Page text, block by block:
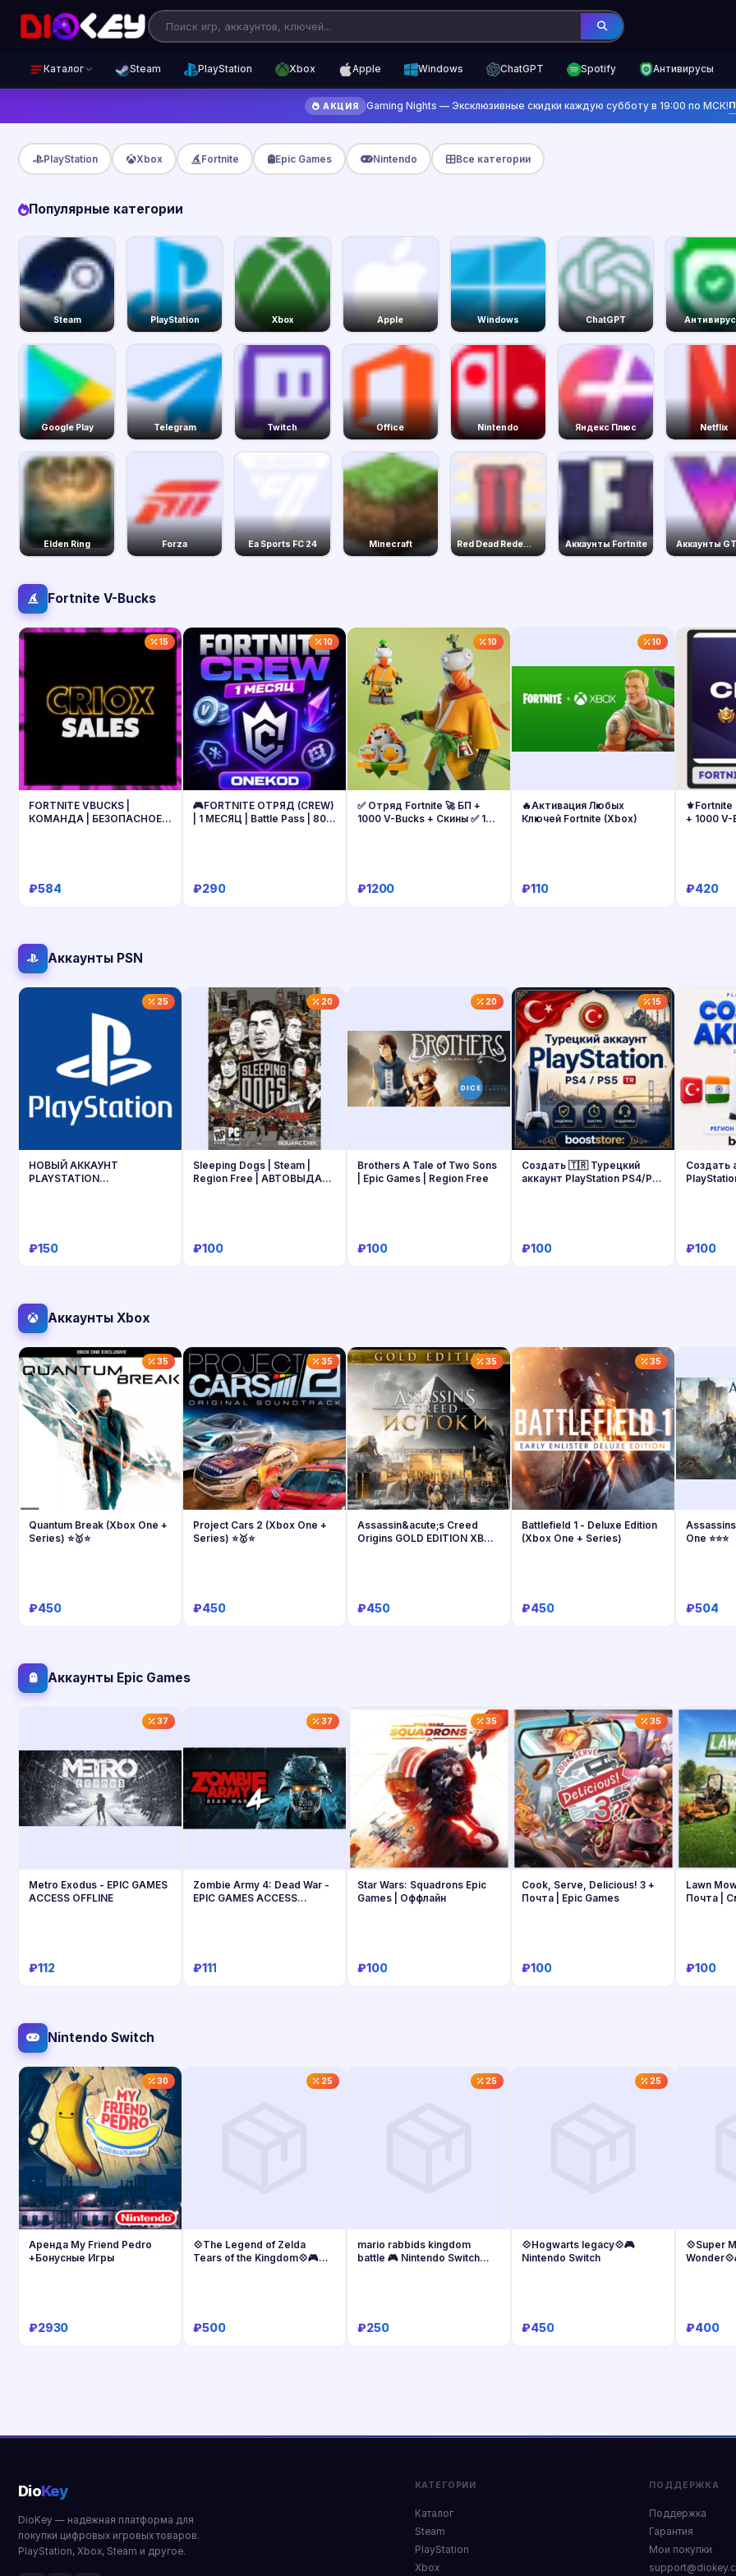
Каталог Steam PlayStation Xbox Apple Windows ChatGPT Spotify Антивирусы
АКЦИЯ Gaming Nights — Эксклюзивные скидки каждую субботу в 19:00 по МСК!
PlayStation Xbox Fortnite Epic Games Nintendo Все категории
Популярные категории
Steam PlayStation Xbox Apple Windows ChatGPT
Google Play Telegram Twitch Office Nintendo Яндекс Плюс Netflix
Elden Ring Forza Ea Sports FC 24 Minecraft Red Dead Redemption 2 Аккаунты Fortnite Аккаунты
Fortnite V-Bucks
15
FORTNITE VBUCKS |
КОМАНДА | БЕЗОПАСНОЕ
₽584
10
🎮FORTNITE ОТРЯД (CREW)
| 1 МЕСЯЦ | Battle Pass | 800
₽290
10
✅ Отряд Fortnite 🚀 БП +
1000 V-Bucks + Скины ✅ 1
₽1200
10
🔥Активация Любых
Ключей Fortnite (Xbox)
₽110
⚜️Fortnite
+ 1000 V-
₽420
Аккаунты PSN
25
НОВЫЙ АККАУНТ
PLAYSTATION
₽150
20
Sleeping Dogs | Steam |
Region Free | АВТОВЫДАЧА
₽100
20
Brothers A Tale of Two Sons
| Epic Games | Region Free
₽100
15
Создать 🇹🇷 Турецкий
аккаунт PlayStation PS4/PS5
₽100
Создать
₽100
Аккаунты Xbox
35
Quantum Break (Xbox One +
Series) ⭐🥇⭐
₽450
35
Project Cars 2 (Xbox One +
Series) ⭐🥇⭐
₽450
35
Assassin&acute;s Creed
Origins GOLD EDITION XBOX
₽450
35
Battlefield 1 - Deluxe Edition
(Xbox One + Series)
₽450
One ⭐⭐⭐
₽504
Аккаунты Epic Games
37
Metro Exodus - EPIC GAMES
ACCESS OFFLINE
₽112
37
Zombie Army 4: Dead War -
EPIC GAMES ACCESS
₽111
35
Star Wars: Squadrons Epic
Games | Oффлайн
₽100
35
Cook, Serve, Delicious! 3 +
Почта | Epic Games
₽100
Lawn
Почта |
₽100
Nintendo Switch
30
Аренда My Friend Pedro
+Бонусные Игры
₽2930
25
💠The Legend of Zelda
Tears of the Kingdom💠🎮
₽500
25
mario rabbids kingdom
battle 🎮 Nintendo Switch
₽250
25
💠Hogwarts legacy💠🎮
Nintendo Switch
₽450
💠Super
₽400
DioKey
DioKey — надёжная платформа для
покупки цифровых игровых товаров.
PlayStation, Xbox, Steam и другое.
КАТЕГОРИИ
Каталог
Steam
PlayStation
Xbox
ПОДДЕРЖКА
Поддержка
Гарантия
Мои покупки